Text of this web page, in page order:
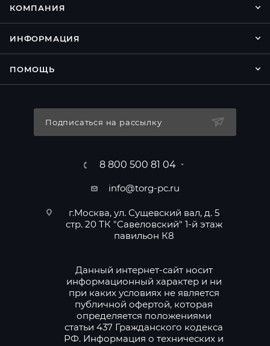
КОМПАНИЯ
ИНФОРМАЦИЯ
ПОМОЩЬ
Подписаться на рассылку
8 800 500 81 04
info@torg-pc.ru
г.Москва, ул. Сущевский вал, д. 5
стр. 20 ТК "Савеловский" 1-й этаж
павильон К8
Данный интернет-сайт носит
информационный характер и ни
при каких условиях не является
публичной офертой, которая
определяется положениями
статьи 437 Гражданского кодекса
РФ. Информация о технических и